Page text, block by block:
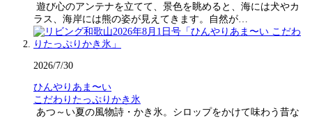
遊び心のアンテナを立てて、景色を眺めると、海には犬やカ
ラス、海岸には熊の姿が見えてきます。自然が…
2026/7/30
ひんやりあま〜い
こだわりたっぷりかき氷
あつ～い夏の風物詩・かき氷。シロップをかけて味わう昔な